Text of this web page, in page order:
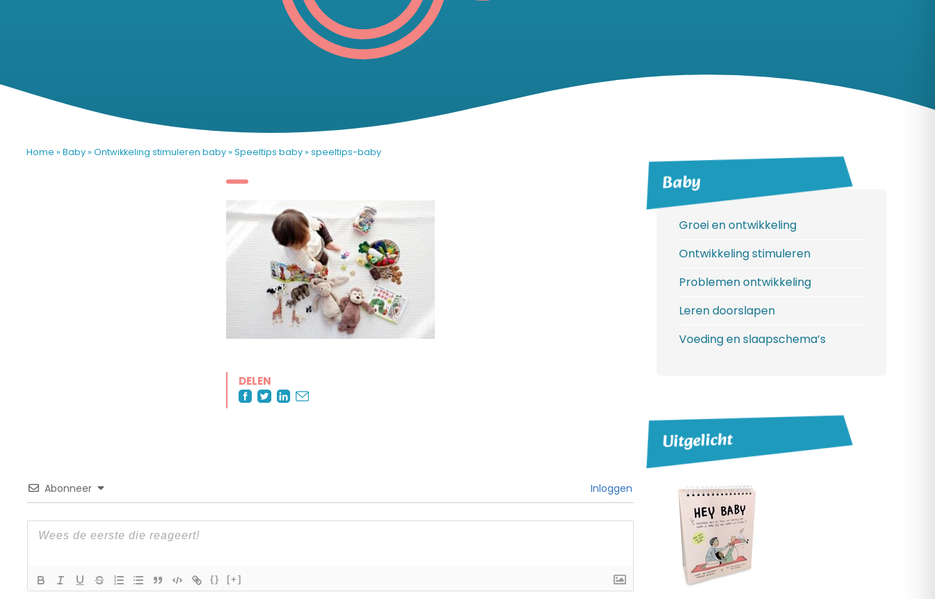
Home » Baby » Ontwikkeling stimuleren baby » Speeltips baby » speeltips-baby
DELEN
Abonneer Inloggen
{} [+]
Baby
Groei en ontwikkeling
Ontwikkeling stimuleren
Problemen ontwikkeling
Leren doorslapen
Voeding en slaapschema’s
Uitgelicht